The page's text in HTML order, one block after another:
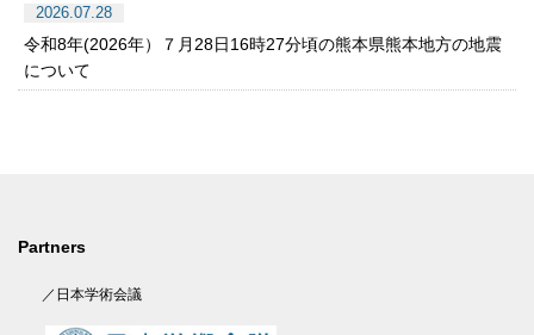
2026.07.28
令和8年(2026年）７月28日16時27分頃の熊本県熊本地方の地震
について
Partners
／日本学術会議